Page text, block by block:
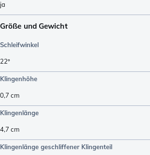
ja
Größe und Gewicht
Schleifwinkel
22º
Klingenhöhe
0,7 cm
Klingenlänge
4,7 cm
Klingenlänge geschliffener Klingenteil